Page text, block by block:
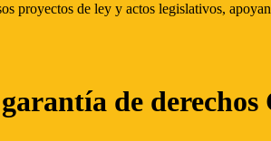
proyectos de ley y actos legislativos,
de